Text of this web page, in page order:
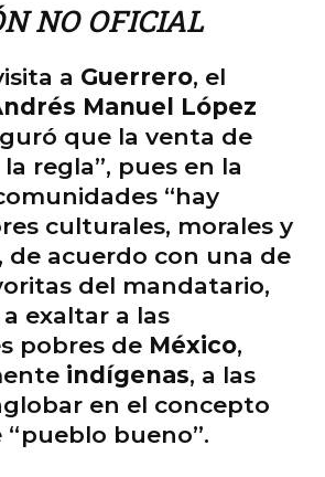
NO OFICIAL
a Guerrero, el
Manuel López
que la venta de
la regla”, pues en la
“hay
culturales, morales y
de acuerdo con una de
del mandatario,
exaltar a las
pobres de México,
indígenas, a las
en el concepto
bueno”.